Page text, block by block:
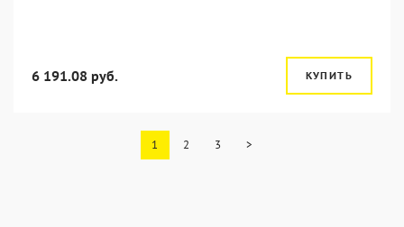
6 191.08 руб. КУПИТЬ
1 2 3 >